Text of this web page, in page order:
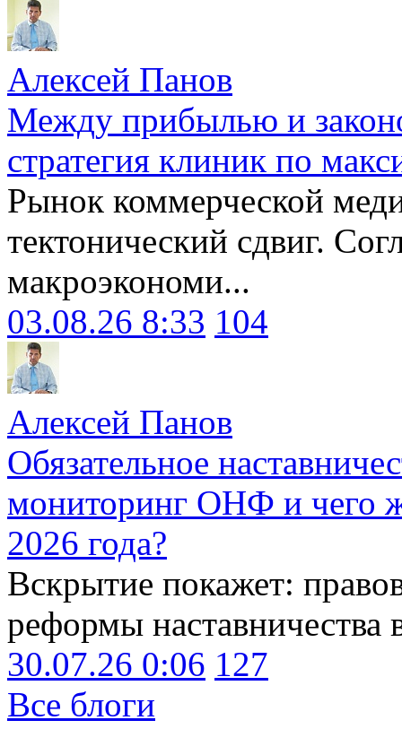
Алексей Панов
Между прибылью и
стратегия клиник по
Рынок коммерческой
тектонический сдвиг.
макроэкономи...
03.08.26 8:33 104
Алексей Панов
Обязательное
мониторинг ОНФ и чего
2026 года?
Вскрытие покажет:
реформы наставничества
30.07.26 0:06 127
Все блоги